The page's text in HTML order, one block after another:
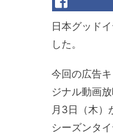
日本グッド
した。
今回の広告
ジナル動画
月3日（木）
シーズンタ